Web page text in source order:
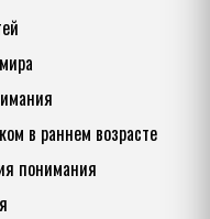
в раннем возрасте
понимания